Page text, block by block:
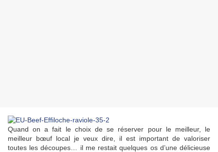
Quand on a fait le choix de se réserver pour le meilleur, le
meilleur bœuf local je veux dire, il est important de valoriser
toutes les découpes… il me restait quelques os d’une délicieuse